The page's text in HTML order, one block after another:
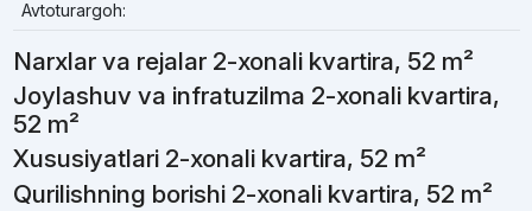
Avtoturargoh:
Narxlar va rejalar 2-xonali kvartira, 52 m²
Joylashuv va infratuzilma 2-xonali kvartira,
52 m²
Xususiyatlari 2-xonali kvartira, 52 m²
Qurilishning borishi 2-xonali kvartira, 52 m²